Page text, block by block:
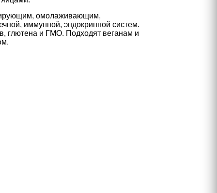
омолаживающим,
иммунной, эндокринной систем.
глютена и ГМО. Подходят веганам и